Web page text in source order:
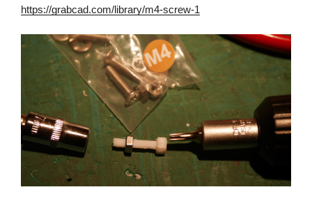
https://grabcad.com/library/m4-screw-1